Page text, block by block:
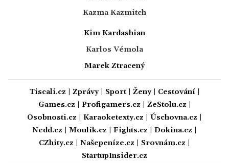
Kazma Kazmitch
Kim Kardashian
Karlos Vémola
Marek Ztracený
Tiscali.cz Zprávy| Sport| Ženy| Cestování|
Games.cz
Profigamers.cz ZeStolu.cz
Osobnosti.cz
Karaoketexty.cz Úschovna.cz
Nedd.cz
Moulík.cz Fights.cz Dokina.cz
CZhity.cz
Našepeníze.cz Srovnám.cz
StartupInsider.cz